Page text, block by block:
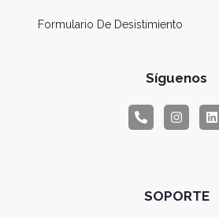
Formulario De Desistimiento
Síguenos
SOPORTE